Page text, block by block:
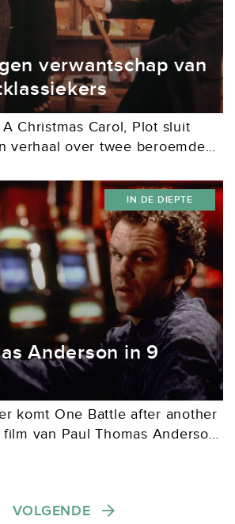
verwantschap van
Christmas Carol, Plot sluit
verhaal over twee beroemde
hebben dan je op het
Anderson in 9
komt One Battle after another
van Paul Thomas Anderson
IN DE DIEPTE
VOLGENDE